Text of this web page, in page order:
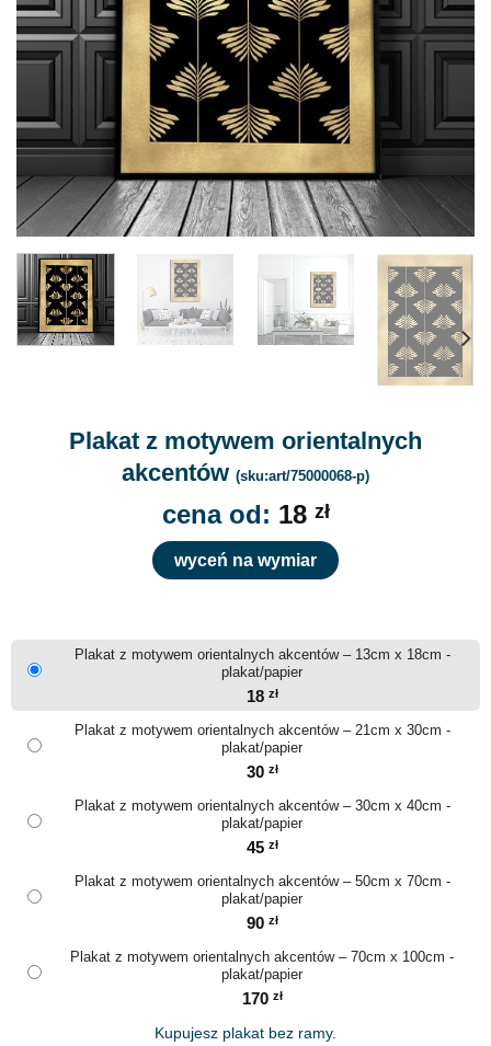
Plakat z motywem orientalnych
akcentów (sku:art/75000068-p)
cena od: 18 zł
wyceń na wymiar
Plakat z motywem orientalnych akcentów – 13cm x 18cm -
plakat/papier
18 zł
Plakat z motywem orientalnych akcentów – 21cm x 30cm -
plakat/papier
30 zł
Plakat z motywem orientalnych akcentów – 30cm x 40cm -
plakat/papier
45 zł
Plakat z motywem orientalnych akcentów – 50cm x 70cm -
plakat/papier
90 zł
Plakat z motywem orientalnych akcentów – 70cm x 100cm -
plakat/papier
170 zł
Kupujesz plakat bez ramy.